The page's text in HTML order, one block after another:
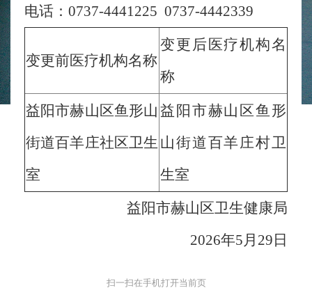
电话：0737-4441225 0737-4442339
变更前医疗机构名称
变更后医疗机构名
称
益阳市赫山区鱼形山
街道百羊庄社区卫生
室
益阳市赫山区鱼形
山街道百羊庄村卫
生室
益阳市赫山区卫生健康局
2026年5月29日
扫一扫在手机打开当前页